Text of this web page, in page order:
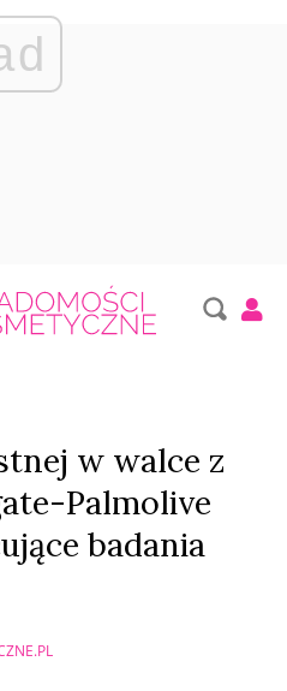
w walce z
Palmolive
badania